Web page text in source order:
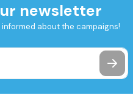
newsletter
about the campaigns!